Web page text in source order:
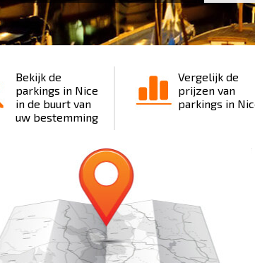
Bekijk de
parkings in Nice
in de buurt van
uw bestemming
Vergelijk de
prijzen van
parkings in